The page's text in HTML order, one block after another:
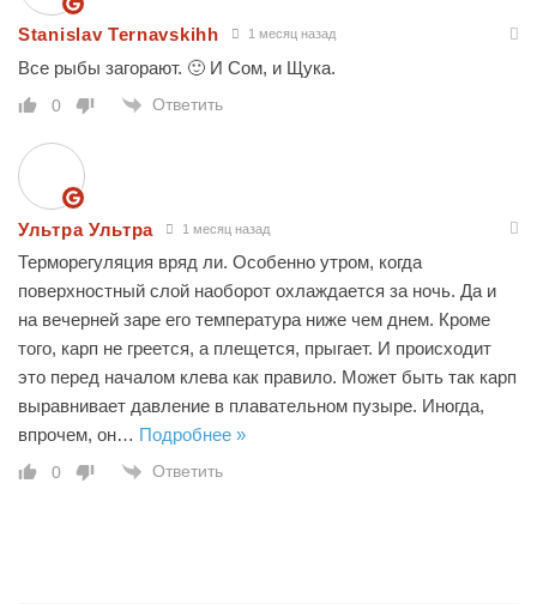
Stanislav Ternavskihh 1 месяц назад
Все рыбы загорают. 🙂 И Сом, и Щука.
0 Ответить
Ультра Ультра 1 месяц назад
Терморегуляция вряд ли. Особенно утром, когда
поверхностный слой наоборот охлаждается за ночь. Да и
на вечерней заре его температура ниже чем днем. Кроме
того, карп не греется, а плещется, прыгает. И происходит
это перед началом клева как правило. Может быть так карп
выравнивает давление в плавательном пузыре. Иногда,
впрочем, он… Подробнее »
0 Ответить